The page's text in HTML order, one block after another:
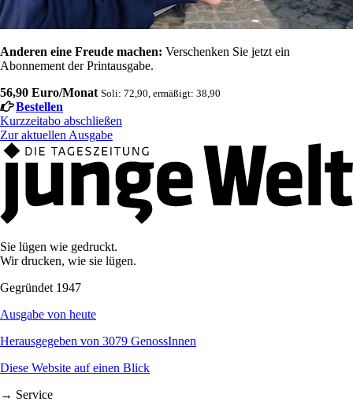
Anderen eine Freude machen: Verschenken Sie jetzt ein
Abonnement der Printausgabe.
56,90 Euro/Monat Soli: 72,90, ermäßigt: 38,90
Bestellen
Kurzzeitabo abschließen
Zur aktuellen Ausgabe
Sie lügen wie gedruckt.
Wir drucken, wie sie lügen.
Gegründet 1947
Ausgabe von heute
Herausgegeben von 3079 GenossInnen
Diese Website auf einen Blick
→ Service